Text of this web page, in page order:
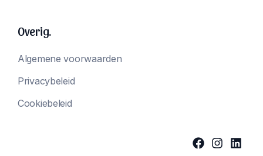
Overig.
Algemene voorwaarden
Privacybeleid
Cookiebeleid